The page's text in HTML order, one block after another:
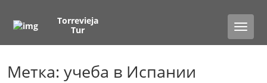
Toggle
Torrevieja
Tur
Метка: учеба в Испании